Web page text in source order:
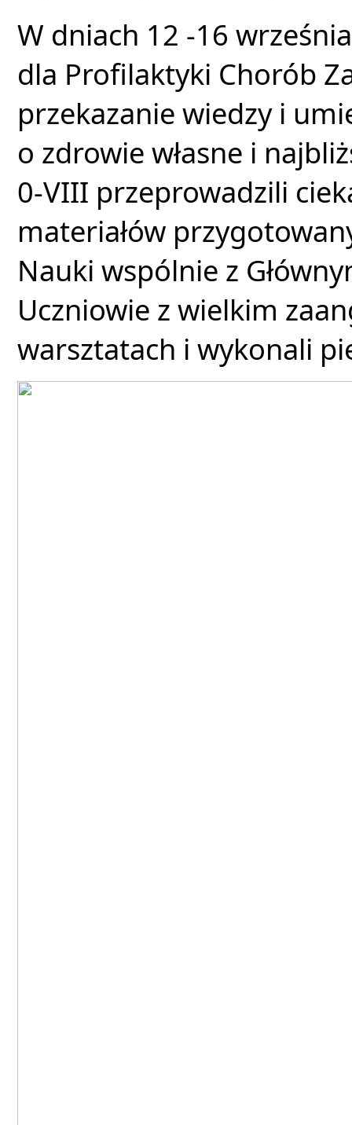
W dniach 12 -16
dla Profilaktyki Chorób
przekazanie wiedzy i
o zdrowie własne i
0-VIII przeprowadzili
materiałów
Nauki wspólnie z
Uczniowie z wielkim
warsztatach i wykonali